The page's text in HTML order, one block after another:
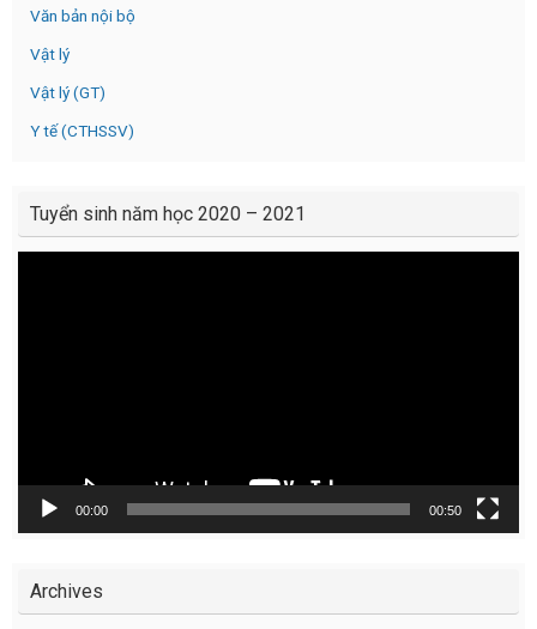
Văn bản nội bộ
Vật lý
Vật lý (GT)
Y tế (CTHSSV)
Tuyển sinh năm học 2020 – 2021
00:00 00:50
Archives